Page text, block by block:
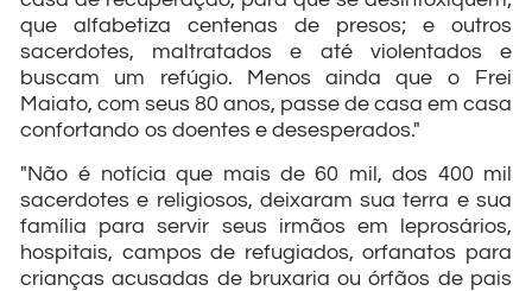
que alfabetiza centenas de presos; e outros
sacerdotes, maltratados e até violentados e
buscam um refúgio. Menos ainda que o Frei
Maiato, com seus 80 anos, passe de casa em casa
confortando os doentes e desesperados."
"Não é notícia que mais de 60 mil, dos 400 mil
sacerdotes e religiosos, deixaram sua terra e sua
família para servir seus irmãos em leprosários,
hospitais, campos de refugiados, orfanatos para
crianças acusadas de bruxaria ou órfãos de pais